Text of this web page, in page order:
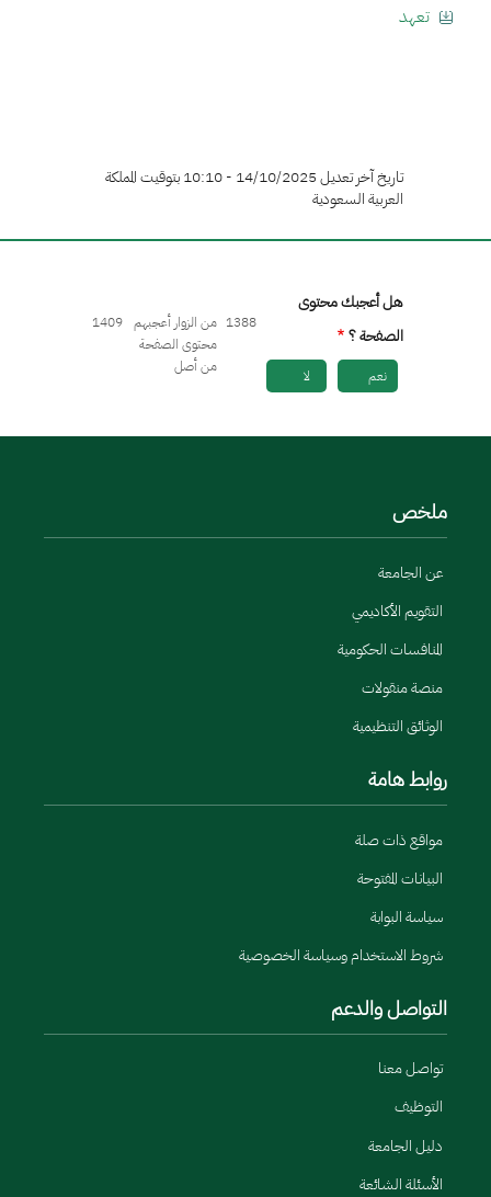
تعهد
تاريخ آخر تعديل 14/10/2025 - 10:10 بتوقيت المملكة
العربية السعودية
هل أعجبك محتوى
الصفحة ؟
نعم لا
1388 من الزوار أعجبهم
محتوى الصفحة
من أصل
1409
ملخص
عن الجامعة
التقويم الأكاديمي
المنافسات الحكومية
منصة منقولات
الوثائق التنظيمية
روابط هامة
مواقع ذات صلة
البيانات المفتوحة
سياسة البوابة
شروط الاستخدام وسياسة الخصوصية
التواصل والدعم
تواصل معنا
التوظيف
دليل الجامعة
الأسئلة الشائعة